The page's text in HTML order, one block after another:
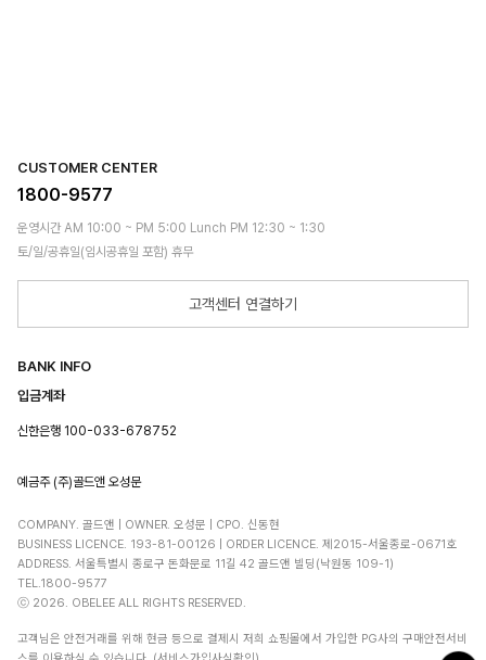
CUSTOMER CENTER
1800-9577
운영시간 AM 10:00 ~ PM 5:00 Lunch PM 12:30 ~ 1:30
토/일/공휴일(임시공휴일 포함) 휴무
고객센터 연결하기
BANK INFO
입금계좌
신한은행 100-033-678752
예금주 (주)골드앤 오성문
COMPANY. 골드앤 | OWNER. 오성문 | CPO. 신동현
BUSINESS LICENCE. 193-81-00126 | ORDER LICENCE. 제2015-서울종로-0671호
ADDRESS. 서울특별시 종로구 돈화문로 11길 42 골드앤 빌딩(낙원동 109-1)
TEL.1800-9577
ⓒ 2026. OBELEE ALL RIGHTS RESERVED.
고객님은 안전거래를 위해 현금 등으로 결제시 저희 쇼핑몰에서 가입한 PG사의 구매안전서비